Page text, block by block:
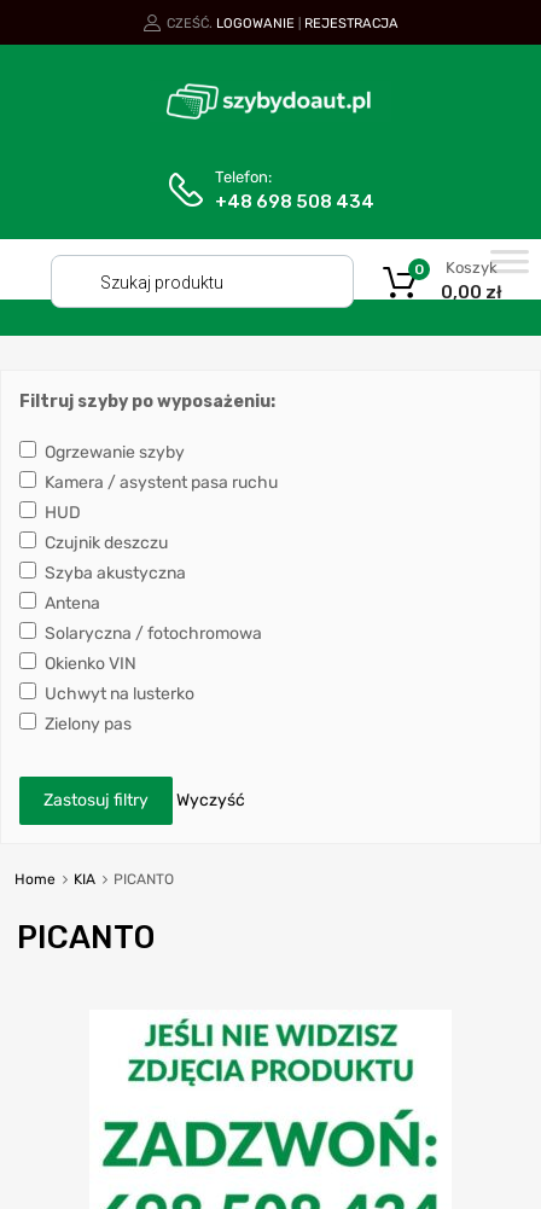
CZEŚĆ. LOGOWANIE REJESTRACJA
Telefon:
+48 698 508 434
Koszyk
0,00 zł
0
Filtruj szyby po wyposażeniu:
Ogrzewanie szyby
Kamera / asystent pasa ruchu
HUD
Czujnik deszczu
Szyba akustyczna
Antena
Solaryczna / fotochromowa
Okienko VIN
Uchwyt na lusterko
Zielony pas
Zastosuj filtry Wyczyść
Home KIA PICANTO
PICANTO